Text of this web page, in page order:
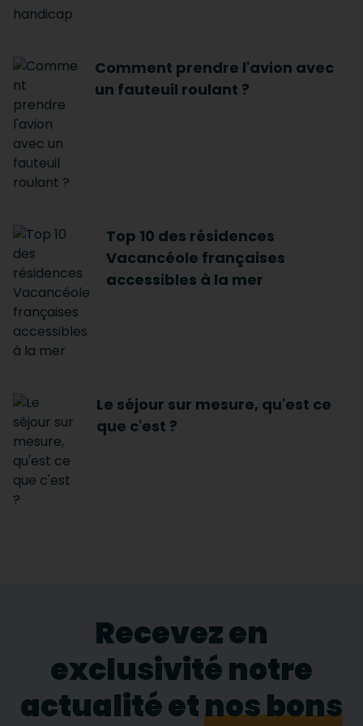
Comment prendre l'avion avec
un fauteuil roulant ?
Top 10 des résidences
Vacancéole françaises
accessibles à la mer
Le séjour sur mesure, qu'est ce
que c'est ?
Recevez en
exclusivité notre
actualité etnos bons